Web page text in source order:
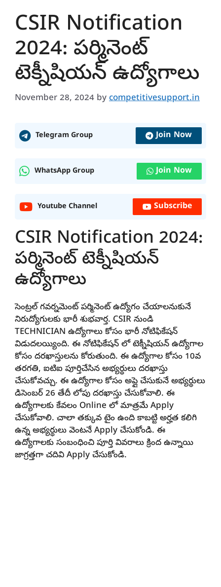
CSIR Notification
2024: పర్మినెంట్
టెక్నీషియన్ ఉద్యోగాలు
November 28, 2024 by competitivesupport.in
Telegram Group Join Now
WhatsApp Group Join Now
Youtube Channel Subscribe
CSIR Notification 2024:
పర్మినెంట్ టెక్నీషియన్
ఉద్యోగాలు
సెంట్రల్ గవర్నమెంట్ పర్మినెంట్ ఉద్యోగం చేయాలనుకునే
నిరుద్యోగులకు భారీ శుభవార్త. CSIR నుండి
TECHNICIAN ఉద్యోగాలు కోసం భారీ నోటిఫికేషన్
విడుదలయ్యింది. ఈ నోటిఫికేషన్ లో టెక్నీషియన్ ఉద్యోగాల
కోసం దరఖాస్తులను కోరుతుంది. ఈ ఉద్యోగాల కోసం 10వ
తరగతి, ఐటిఐ పూర్తిచేసిన అభ్యర్థులు దరఖాస్తు
చేసుకోవచ్చు. ఈ ఉద్యోగాల కోసం అప్లై చేసుకునే అభ్యర్థులు
డిసెంబర్ 26 తేదీ లోపు దరఖాస్తు చేసుకోవాలి. ఈ
ఉద్యోగాలకు కేవలం Online లో మాత్రమే Apply
చేసుకోవాలి. చాలా తక్కువ టైం ఉంది కాబట్టి అర్హత కలిగి
ఉన్న అభ్యర్థులు వెంటనే Apply చేసుకోండి. ఈ
ఉద్యోగాలకు సంబంధించి పూర్తి వివరాలు క్రింద ఉన్నాయి
జాగ్రత్తగా చదివి Apply చేసుకోండి.